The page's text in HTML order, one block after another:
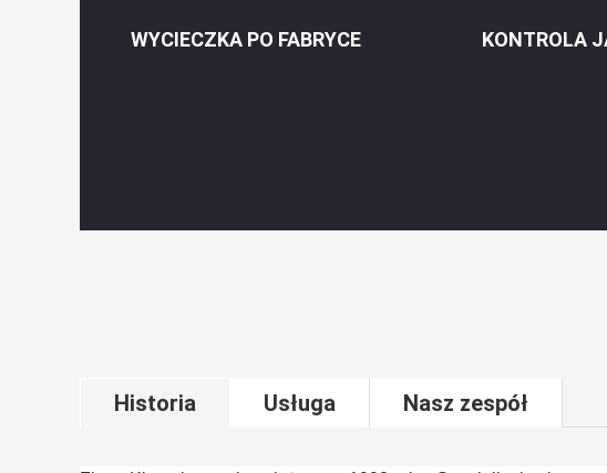
WYCIECZKA PO FABRYCE KONTROLA
Historia Usługa Nasz zespół